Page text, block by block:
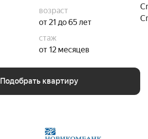
возраст
от 21 до 65 лет
стаж
от 12 месяцев
Подобрать квартиру